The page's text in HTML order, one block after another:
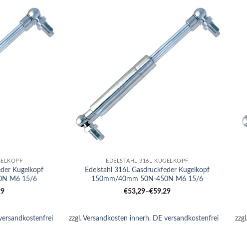
Kugelkopf
M6 15/6
EDELSTAHL 316L KUGELKOPF
Edelstahl 316L Gasdruckfeder Kugelkopf
150mm/40mm 50N-450N M6 15/6
€53,29–€59,29
zzgl.Versandkosten innerh. DE versandkostenfrei